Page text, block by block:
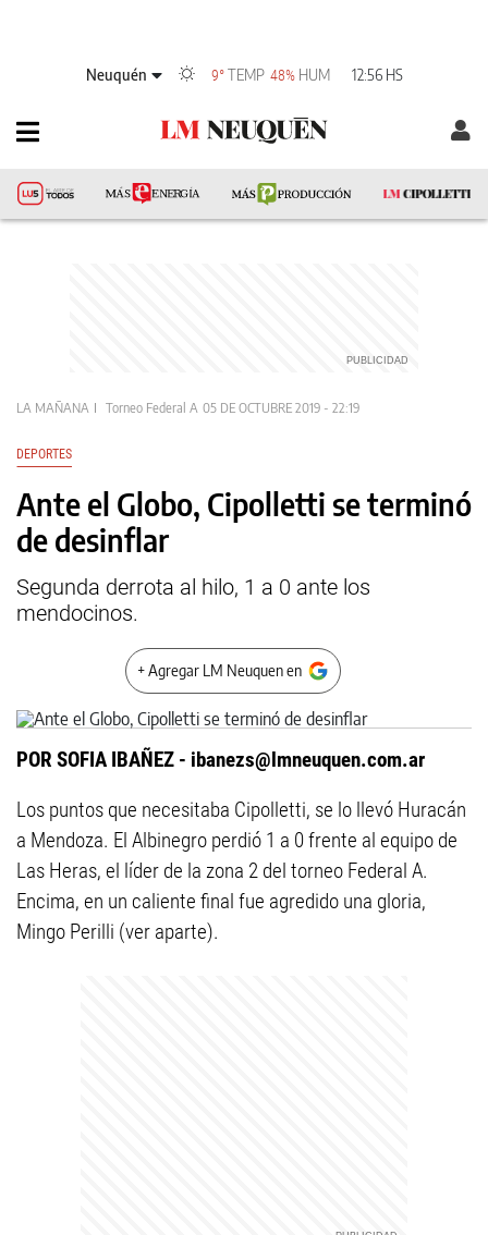
Neuquén 9° TEMP 48% HUM 12:56 HS
LA MAÑANA Torneo Federal A 05 DE OCTUBRE 2019 - 22:19
DEPORTES
Ante el Globo, Cipolletti se terminó
de desinflar
Segunda derrota al hilo, 1 a 0 ante los
mendocinos.
+ Agregar LM Neuquen en
POR SOFIA IBAÑEZ - ibanezs@lmneuquen.com.ar
Los puntos que necesitaba Cipolletti, se lo llevó Huracán
a Mendoza. El Albinegro perdió 1 a 0 frente al equipo de
Las Heras, el líder de la zona 2 del torneo Federal A.
Encima, en un caliente final fue agredido una gloria,
Mingo Perilli (ver aparte).